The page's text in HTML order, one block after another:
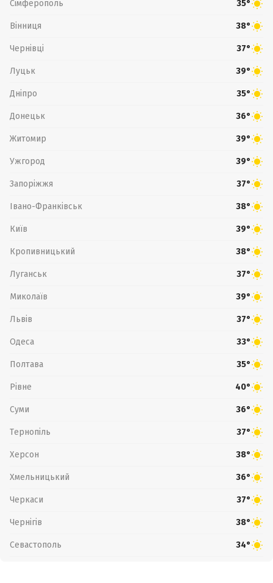
Сімферополь 35°
Вінниця 38°
Чернівці 37°
Луцьк 39°
Дніпро 35°
Донецьк 36°
Житомир 39°
Ужгород 39°
Запоріжжя 37°
Івано-Франківськ 38°
Київ 39°
Кропивницький 38°
Луганськ 37°
Миколаїв 39°
Львів 37°
Одеса 33°
Полтава 35°
Рівне 40°
Суми 36°
Тернопіль 37°
Херсон 38°
Хмельницький 36°
Черкаси 37°
Чернігів 38°
Севастополь 34°